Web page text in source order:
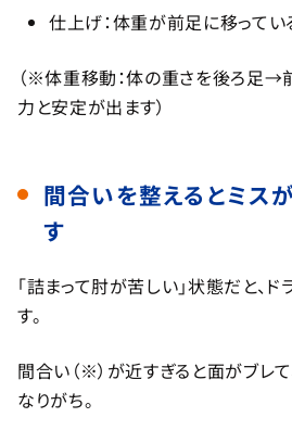
仕上げ：体重が前足に移ってい
（※体重移動：体の重さを後ろ足→
力と安定が出ます）
間合いを整えるとミス
す
「詰まって肘が苦しい」状態だと、
す。
間合い（※）が近すぎると面がブレ
なりがち。